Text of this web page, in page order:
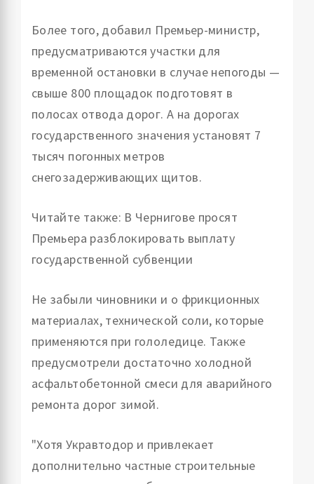
Более того, добавил Премьер-министр,
предусматриваются участки для
временной остановки в случае непогоды —
свыше 800 площадок подготовят в
полосах отвода дорог. А на дорогах
государственного значения установят 7
тысяч погонных метров
снегозадерживающих щитов.
Читайте также: В Чернигове просят
Премьера разблокировать выплату
государственной субвенции
Не забыли чиновники и о фрикционных
материалах, технической соли, которые
применяются при гололедице. Также
предусмотрели достаточно холодной
асфальтобетонной смеси для аварийного
ремонта дорог зимой.
"Хотя Укравтодор и привлекает
дополнительно частные строительные